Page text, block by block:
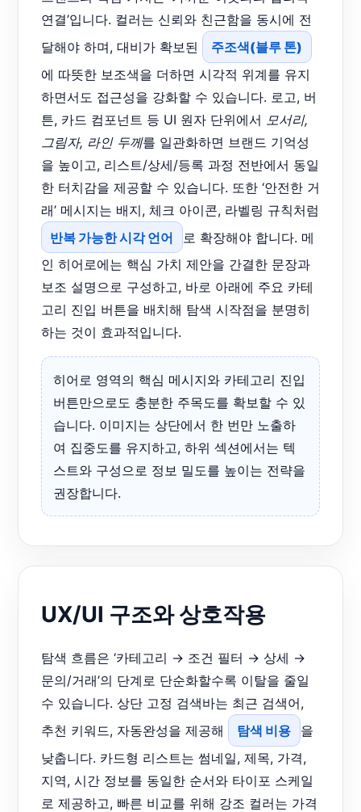
연결’입니다. 컬러는 신뢰와 친근함을 동시에 전
달해야 하며, 대비가 확보된
주조색(블루 톤)
에 따뜻한 보조색을 더하면 시각적 위계를 유지
하면서도 접근성을 강화할 수 있습니다. 로고, 버
튼, 카드 컴포넌트 등 UI 원자 단위에서 모서리,
그림자, 라인 두께를 일관화하면 브랜드 기억성
을 높이고, 리스트/상세/등록 과정 전반에서 동일
한 터치감을 제공할 수 있습니다. 또한 ‘안전한 거
래’ 메시지는 배지, 체크 아이콘, 라벨링 규칙처럼
반복 가능한 시각 언어
로 확장해야 합니다. 메
인 히어로에는 핵심 가치 제안을 간결한 문장과
보조 설명으로 구성하고, 바로 아래에 주요 카테
고리 진입 버튼을 배치해 탐색 시작점을 분명히
하는 것이 효과적입니다.
히어로 영역의 핵심 메시지와 카테고리 진입
버튼만으로도 충분한 주목도를 확보할 수 있
습니다. 이미지는 상단에서 한 번만 노출하
여 집중도를 유지하고, 하위 섹션에서는 텍
스트와 구성으로 정보 밀도를 높이는 전략을
권장합니다.
UX/UI 구조와 상호작용
탐색 흐름은 ‘카테고리 → 조건 필터 → 상세 →
문의/거래’의 단계로 단순화할수록 이탈을 줄일
수 있습니다. 상단 고정 검색바는 최근 검색어,
추천 키워드, 자동완성을 제공해
탐색 비용
을
낮춥니다. 카드형 리스트는 썸네일, 제목, 가격,
지역, 시간 정보를 동일한 순서와 타이포 스케일
로 제공하고, 빠른 비교를 위해 강조 컬러는 가격